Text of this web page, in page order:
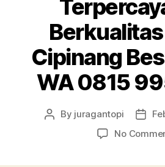
Cipinang
WA 0815
Post
By juragantopi
Post
No